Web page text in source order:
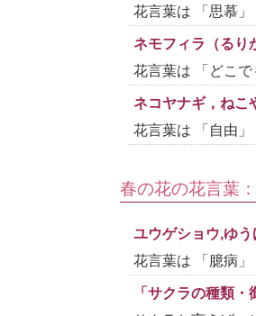
花言葉は 「思慕
ネモフィラ（るり
花言葉は 「どこ
ネコヤナギ，ねこ
花言葉は 「自由
春の花の花言葉
ユウゲショウ,ゆう
花言葉は 「臆病
「サクラの種類